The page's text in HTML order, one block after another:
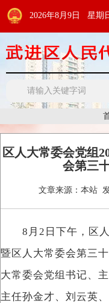
2026年8月9日 星期
区人大常委会党组
会第三
文章来源： 本站
8月2日下午，区人
暨区人大常委会第三
大常委会党组书记、
主任孙金才、刘云英